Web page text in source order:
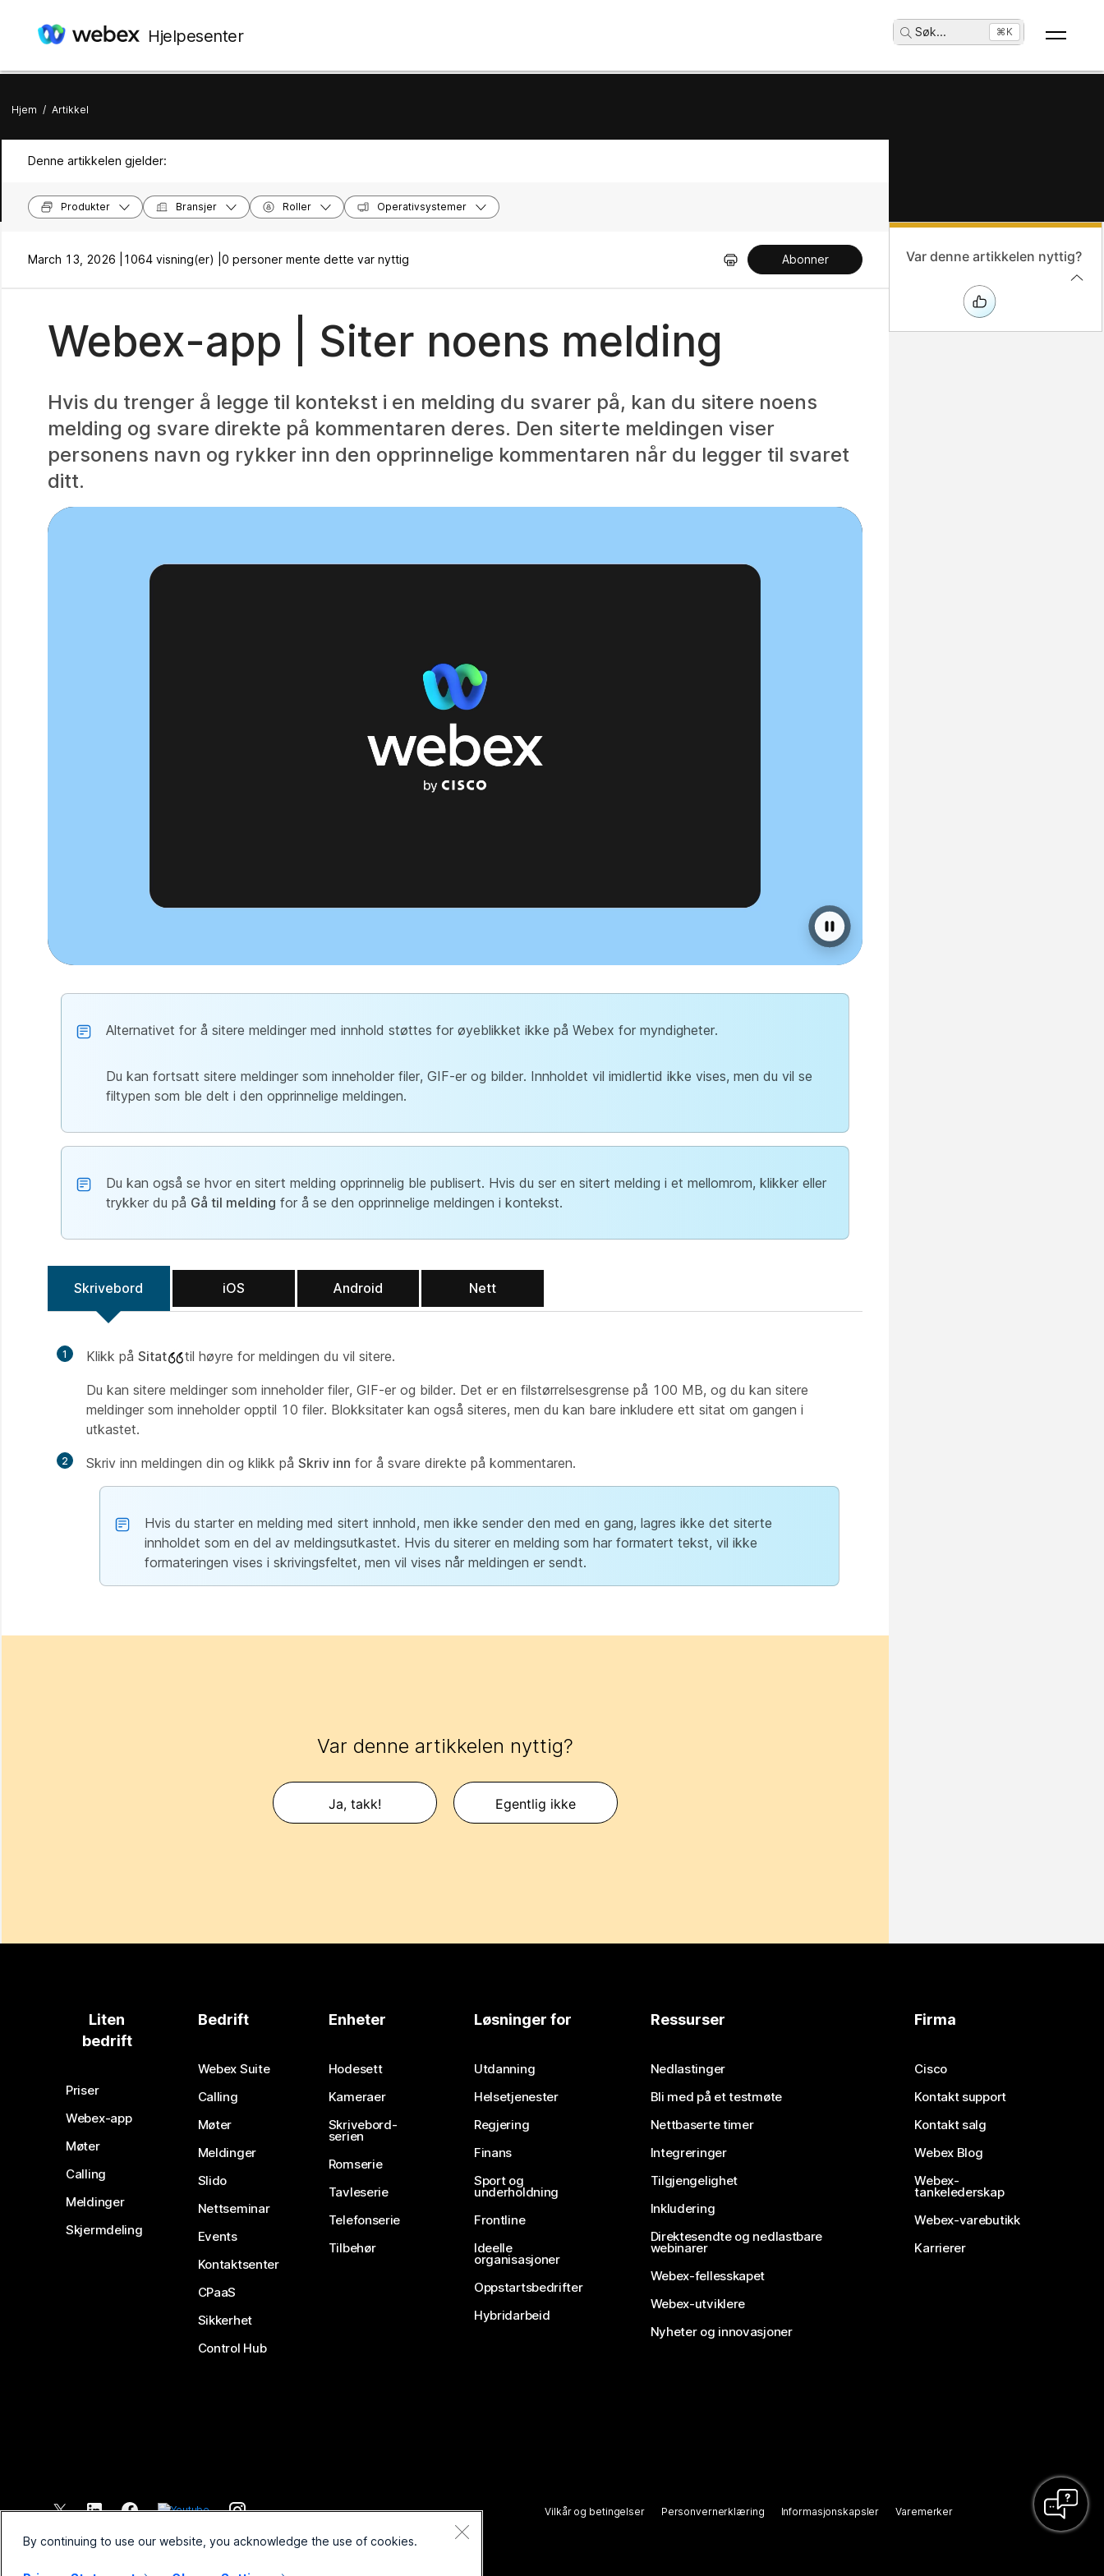
Hjelpesenter Søk... ⌘K
Hjem / Artikkel
Denne artikkelen gjelder:
Produkter Bransjer Roller Operativsystemer
March 13, 2026 | 1064 visning(er) | 0 personer mente dette var nyttig Abonner
Webex-app | Siter noens melding
Hvis du trenger å legge til kontekst i en melding du svarer på, kan du sitere noens
melding og svare direkte på kommentaren deres. Den siterte meldingen viser
personens navn og rykker inn den opprinnelige kommentaren når du legger til svaret
ditt.
Alternativet for å sitere meldinger med innhold støttes for øyeblikket ikke på Webex for myndigheter.
Du kan fortsatt sitere meldinger som inneholder filer, GIF-er og bilder. Innholdet vil imidlertid ikke vises, men du vil se
filtypen som ble delt i den opprinnelige meldingen.
Du kan også se hvor en sitert melding opprinnelig ble publisert. Hvis du ser en sitert melding i et mellomrom, klikker eller
trykker du på Gå til melding for å se den opprinnelige meldingen i kontekst.
Skrivebord iOS Android Nett
1 Klikk på Sitat til høyre for meldingen du vil sitere.
Du kan sitere meldinger som inneholder filer, GIF-er og bilder. Det er en filstørrelsesgrense på 100 MB, og du kan sitere
meldinger som inneholder opptil 10 filer. Blokksitater kan også siteres, men du kan bare inkludere ett sitat om gangen i
utkastet.
2 Skriv inn meldingen din og klikk på Skriv inn for å svare direkte på kommentaren.
Hvis du starter en melding med sitert innhold, men ikke sender den med en gang, lagres ikke det siterte
innholdet som en del av meldingsutkastet. Hvis du siterer en melding som har formatert tekst, vil ikke
formateringen vises i skrivingsfeltet, men vil vises når meldingen er sendt.
Var denne artikkelen nyttig?
Ja, takk! Egentlig ikke
Var denne artikkelen nyttig?
Liten
bedrift
Priser
Webex-app
Møter
Calling
Meldinger
Skjermdeling
Bedrift
Webex Suite
Calling
Møter
Meldinger
Slido
Nettseminar
Events
Kontaktsenter
CPaaS
Sikkerhet
Control Hub
Enheter
Hodesett
Kameraer
Skrivebord-
serien
Romserie
Tavleserie
Telefonserie
Tilbehør
Løsninger for
Utdanning
Helsetjenester
Regjering
Finans
Sport og
underholdning
Frontline
Ideelle
organisasjoner
Oppstartsbedrifter
Hybridarbeid
Ressurser
Nedlastinger
Bli med på et testmøte
Nettbaserte timer
Integreringer
Tilgjengelighet
Inkludering
Direktesendte og nedlastbare
webinarer
Webex-fellesskapet
Webex-utviklere
Nyheter og innovasjoner
Firma
Cisco
Kontakt support
Kontakt salg
Webex Blog
Webex-
tankelederskap
Webex-varebutikk
Karrierer
2026 Cisco og/eller tilknyttede selskaper. Med enerett.
Vilkår og betingelser Personvernerklæring Informasjonskapsler Varemerker
By continuing to use our website, you acknowledge the use of cookies.